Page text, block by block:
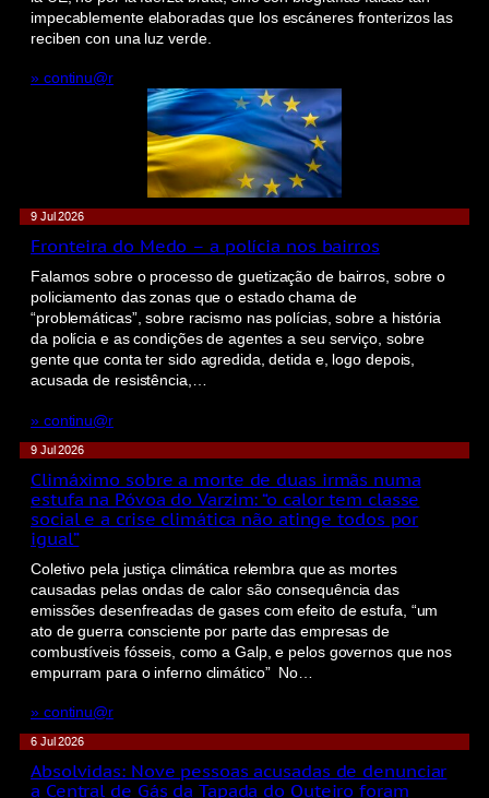
impecablemente elaboradas que los escáneres fronterizos las
reciben con una luz verde.
» continu@r
9 Jul 2026
Fronteira do Medo – a polícia nos bairros
Falamos sobre o processo de guetização de bairros, sobre o
policiamento das zonas que o estado chama de
“problemáticas”, sobre racismo nas polícias, sobre a história
da polícia e as condições de agentes a seu serviço, sobre
gente que conta ter sido agredida, detida e, logo depois,
acusada de resistência,…
» continu@r
9 Jul 2026
Climáximo sobre a morte de duas irmãs numa
estufa na Póvoa do Varzim: “o calor tem classe
social e a crise climática não atinge todos por
igual”
Coletivo pela justiça climática relembra que as mortes
causadas pelas ondas de calor são consequência das
emissões desenfreadas de gases com efeito de estufa, “um
ato de guerra consciente por parte das empresas de
combustíveis fósseis, como a Galp, e pelos governos que nos
empurram para o inferno climático” No…
» continu@r
6 Jul 2026
Absolvidas: Nove pessoas acusadas de denunciar
a Central de Gás da Tapada do Outeiro foram